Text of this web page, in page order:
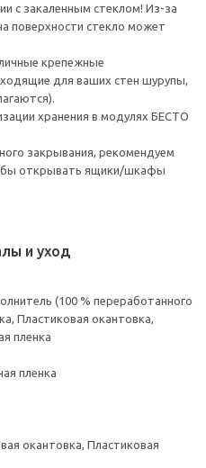
с закаленным стеклом! Из-за
поверхности стекло может
крепежные
для ваших стен шурупы,
хранения в модулях БЕСТО
закрывания, рекомендуем
открывать ящики/шкафы
и уход
(100 % переработанного
Пластиковая окантовка,
пленка
пленка
окантовка, Пластиковая